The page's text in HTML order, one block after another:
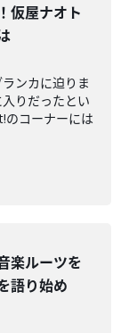
仮屋ナオト
ンカに迫りま
りだったとい
のコーナーには
楽ルーツを
語り始め